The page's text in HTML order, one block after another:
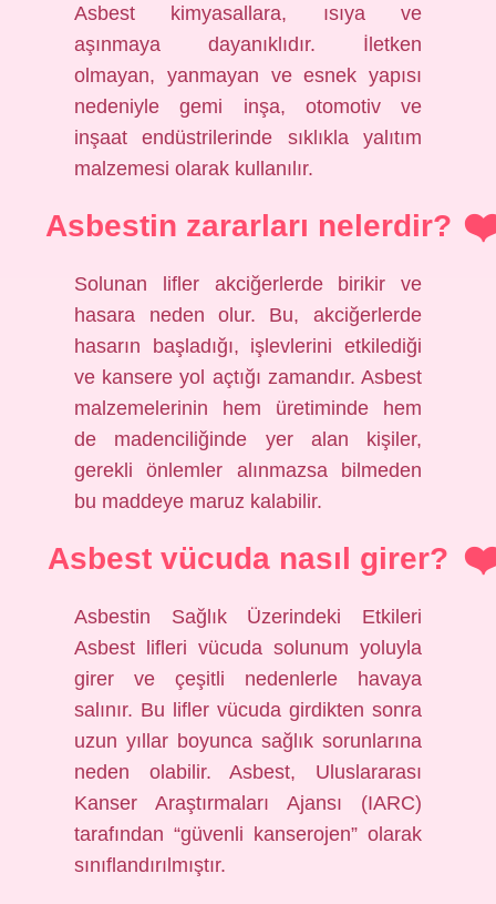
Asbest kimyasallara, ısıya ve
aşınmaya dayanıklıdır. İletken
olmayan, yanmayan ve esnek yapısı
nedeniyle gemi inşa, otomotiv ve
inşaat endüstrilerinde sıklıkla yalıtım
malzemesi olarak kullanılır.
Asbestin zararları nelerdir?
Solunan lifler akciğerlerde birikir ve
hasara neden olur. Bu, akciğerlerde
hasarın başladığı, işlevlerini etkilediği
ve kansere yol açtığı zamandır. Asbest
malzemelerinin hem üretiminde hem
de madenciliğinde yer alan kişiler,
gerekli önlemler alınmazsa bilmeden
bu maddeye maruz kalabilir.
Asbest vücuda nasıl girer?
Asbestin Sağlık Üzerindeki Etkileri
Asbest lifleri vücuda solunum yoluyla
girer ve çeşitli nedenlerle havaya
salınır. Bu lifler vücuda girdikten sonra
uzun yıllar boyunca sağlık sorunlarına
neden olabilir. Asbest, Uluslararası
Kanser Araştırmaları Ajansı (IARC)
tarafından “güvenli kanserojen” olarak
sınıflandırılmıştır.